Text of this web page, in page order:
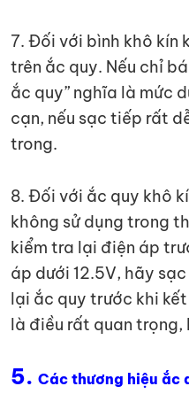
7. Đối với bình khô kín
trên ắc quy. Nếu chỉ
ắc quy” nghĩa là mức
cạn, nếu sạc tiếp rất
trong.
8. Đối với ắc quy khô
không sử dụng trong
kiểm tra lại điện áp
áp dưới 12.5V, hãy
lại ắc quy trước khi
là điều rất quan trọng,
5. Các thương hiệu ắc